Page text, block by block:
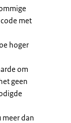
met
hoger
om
geen
meer dan